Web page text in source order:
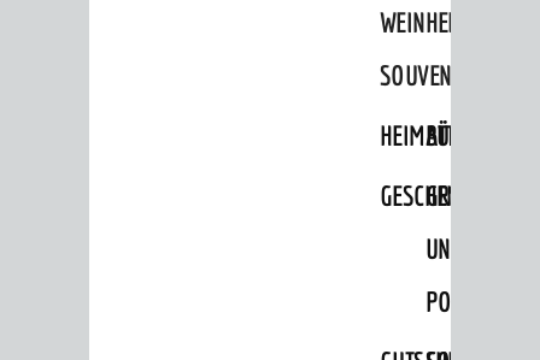
WEINHEIMER
SOUVENIRS
HEIMATTAGE
BÜCHER
GESCHENKE
GRUSS-
UND
POSTKARTEN